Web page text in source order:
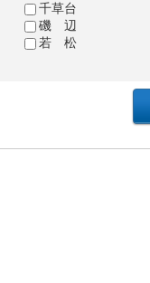
千草台
磯 辺
若 松